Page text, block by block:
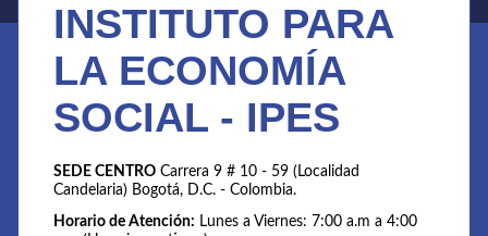
INSTITUTO PARA
LA ECONOMÍA
SOCIAL - IPES
SEDE CENTRO Carrera 9 # 10 - 59 (Localidad
Candelaria) Bogotá, D.C. - Colombia.
Horario de Atención: Lunes a Viernes: 7:00 a.m a 4:00